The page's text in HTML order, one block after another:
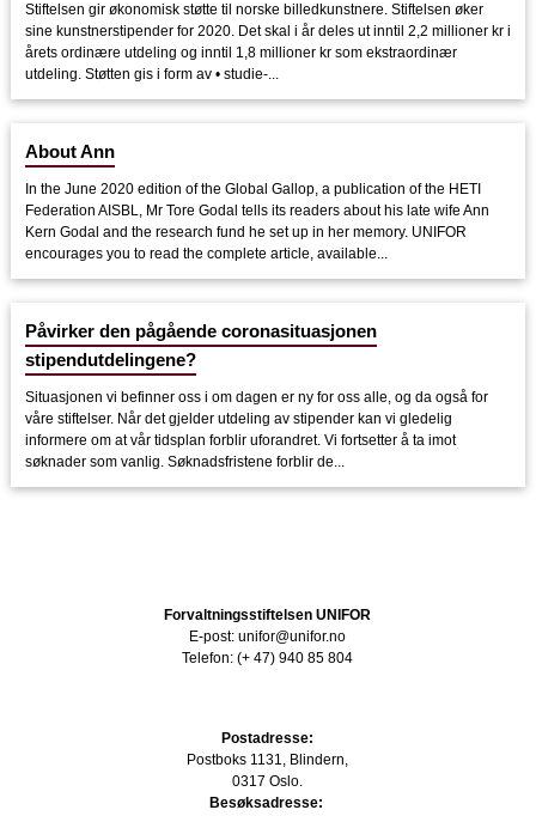
Stiftelsen gir økonomisk støtte til norske billedkunstnere. Stiftelsen øker
sine kunstnerstipender for 2020. Det skal i år deles ut inntil 2,2 millioner kr i
årets ordinære utdeling og inntil 1,8 millioner kr som ekstraordinær
utdeling. Støtten gis i form av • studie-...
About Ann
In the June 2020 edition of the Global Gallop, a publication of the HETI
Federation AISBL, Mr Tore Godal tells its readers about his late wife Ann
Kern Godal and the research fund he set up in her memory. UNIFOR
encourages you to read the complete article, available...
Påvirker den pågående coronasituasjonen
stipendutdelingene?
Situasjonen vi befinner oss i om dagen er ny for oss alle, og da også for
våre stiftelser. Når det gjelder utdeling av stipender kan vi gledelig
informere om at vår tidsplan forblir uforandret. Vi fortsetter å ta imot
søknader som vanlig. Søknadsfristene forblir de...
Forvaltningsstiftelsen UNIFOR
E-post: unifor@unifor.no
Telefon: (+ 47) 940 85 804
Postadresse:
Postboks 1131, Blindern,
0317 Oslo.
Besøksadresse: